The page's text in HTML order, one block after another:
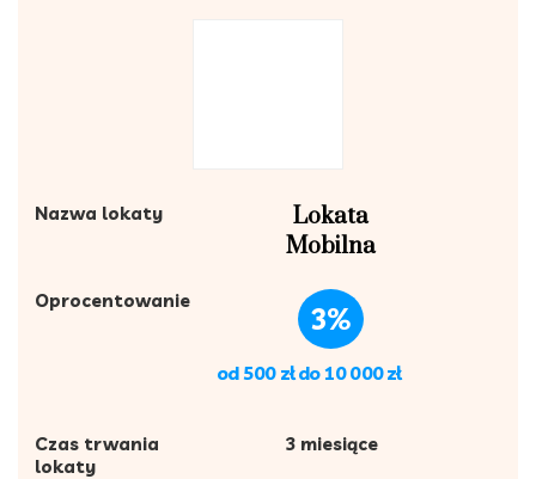
Nazwa lokaty
Lokata
Mobilna
Oprocentowanie
3%
od 500 zł do 10 000 zł
Czas trwania
lokaty
3 miesiące